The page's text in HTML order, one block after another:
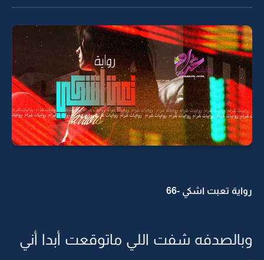
رواية تعبت اشكي -66
وبالصدفه شفت اللي ماتوقعت أبدا أني